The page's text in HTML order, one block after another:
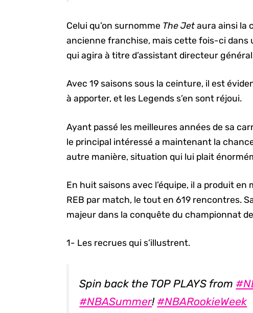
Celui qu’on surnomme The Jet aura ainsi la
ancienne franchise, mais cette fois-ci dans
qui agira à titre d’assistant directeur
Avec 19 saisons sous la ceinture, il est
à apporter, et les Legends s’en sont réjoui.
Ayant passé les meilleures années de sa
le principal intéressé a maintenant la
autre manière, situation qui lui plait
En huit saisons avec l’équipe, il a produit en
REB par match, le tout en 619 rencontres.
majeur dans la conquête du championnat
1- Les recrues qui s’illustrent.
Spin back the TOP PLAYS from
#NBASummer! #NBARookieWeek